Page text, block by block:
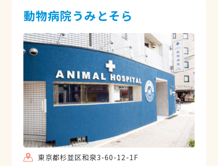
動物病院うみとそら
東京都杉並区和泉3-60-12-1F